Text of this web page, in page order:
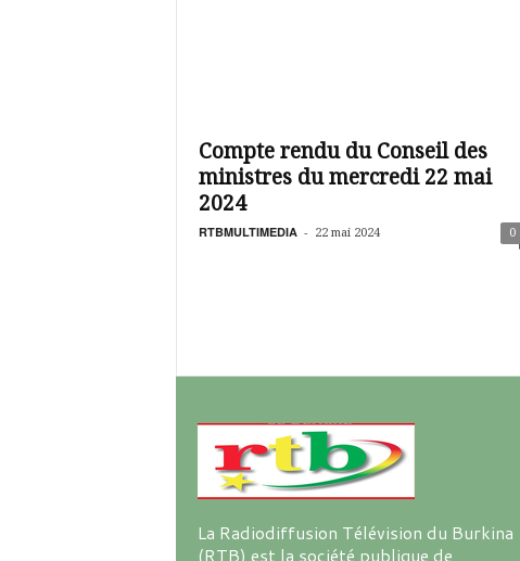
i
Compte rendu du Conseil des
ministres du mercredi 22 mai
2024
RTBMULTIMEDIA - 22 mai 2024 0
La Radiodiffusion Télévision du Burkina
(RTB) est la société publique de